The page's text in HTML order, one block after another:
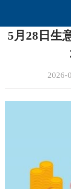
5月28日生
2026-